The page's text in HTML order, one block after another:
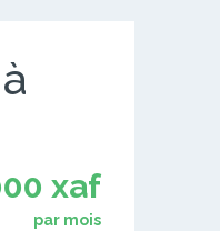
xaf
par mois